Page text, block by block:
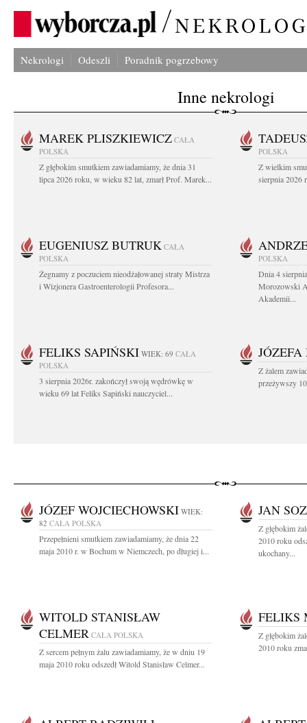
Nekrologi Odeszli Poradnik pogrzebowy
Inne nekrologi
MAREK PLISZKIEWICZ CAŁA
POLSKA
Z głębokim smutkiem zawiadamiamy, że dnia 31
lipca 2026 roku, w wieku 82 lat, zmarł Prof. Marek...
POLSKA
Z wielkim
sierpnia 2026
EUGENIUSZ BUTRUK CAŁA
POLSKA
Żegnamy z poczuciem nieodżałowanej straty Mistrza
i Wizjonera Gastroenterologii Profesora...
POLSKA
Dnia 4
Morozowski
Akademii...
FELIKS SAPIŃSKI WIEK: 69 CAŁA
POLSKA
3 sierpnia 2026r. zakończył swoją wędrówkę w
wieku 69 lat Feliks Sapiński nauczyciel...
Z żalem
przeżywszy
JÓZEF WOJCIECHOWSKI WIEK:
82 CAŁA POLSKA
Przepełnieni smutkiem zawiadamiamy, że dnia 22
maja 2010 r. w Bochum w Niemczech, po długiej i...
JAN
Z głębokim
2010 roku
ukochany...
WITOLD STANISŁAW
CELMER CAŁA POLSKA
Z sercem pełnym żalu zawiadamiamy, że w dniu 19
maja 2010 roku odszedł Witold Stanisław Celmer...
FELIKS
Z głębokim
2010 roku